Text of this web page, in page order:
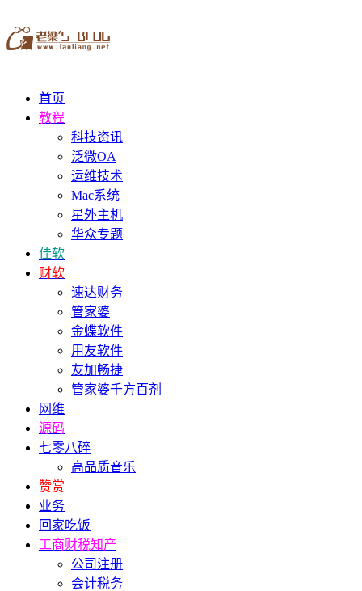
首页
教程
科技资讯
泛微OA
运维技术
Mac系统
星外主机
华众专题
佳软
财软
速达财务
管家婆
金蝶软件
用友软件
友加畅捷
管家婆千方百剂
网维
源码
七零八碎
高品质音乐
赞赏
业务
回家吃饭
工商财税知产
公司注册
会计税务